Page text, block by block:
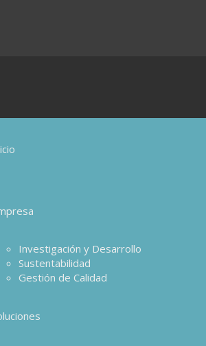
Investigación y Desarrollo
Sustentabilidad
Gestión de Calidad